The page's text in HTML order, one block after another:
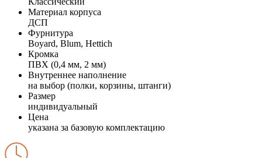
Материал корпуса
ДСП
Фурнитура
Boyard, Blum, Hettich
Кромка
ПВХ (0,4 мм, 2 мм)
Внутреннее наполнение
на выбор (полки, корзины, штанги)
Размер
индивидуальный
Цена
указана за базовую комплектацию